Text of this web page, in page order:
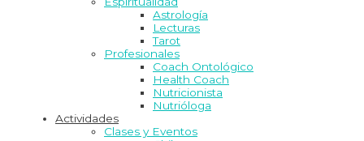
Astrología
Lecturas
Tarot
Profesionales
Coach Ontológico
Health Coach
Nutricionista
Nutrióloga
Actividades
Clases y Eventos